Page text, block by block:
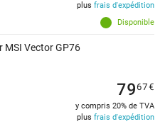
Disponible
plus frais d'expédition
Vector GP76
7967€
y compris 20% de TVA
plus frais d'expédition